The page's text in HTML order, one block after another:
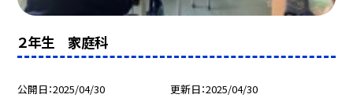
２年生 家庭科
公開日 2025/04/30 更新日 2025/04/30